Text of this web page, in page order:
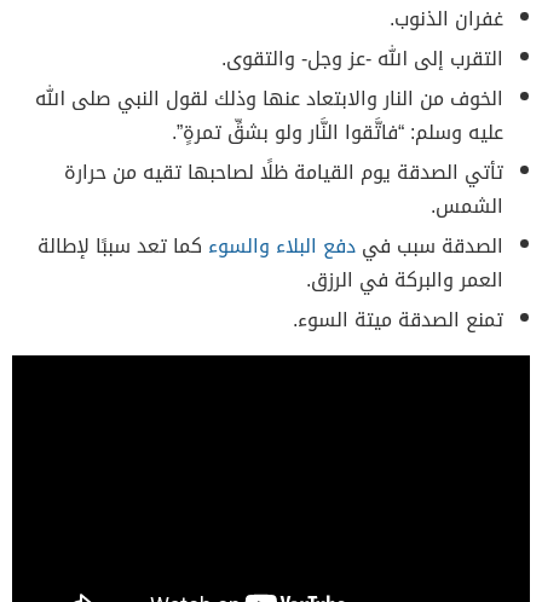
غفران الذنوب.
التقرب إلى الله -عز وجل- والتقوى.
الخوف من النار والابتعاد عنها وذلك لقول النبي صلى الله
عليه وسلم: “فاتَّقوا النَّار ولو بشقِّ تمرةٍ”.
تأتي الصدقة يوم القيامة ظلًا لصاحبها تقيه من حرارة
الشمس.
الصدقة سبب فيدفع البلاء والسوء كما تعد سببًا لإطالة
العمر والبركة في الرزق.
تمنع الصدقة ميتة السوء.